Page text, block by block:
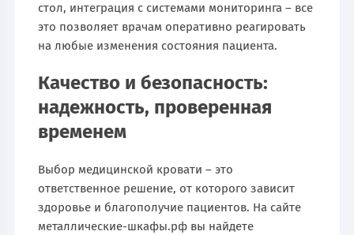
стол, интеграция с системами мониторинга – все
это позволяет врачам оперативно реагировать
на любые изменения состояния пациента.
Качество и безопасность:
надежность, проверенная
временем
Выбор медицинской кровати – это
ответственное решение, от которого зависит
здоровье и благополучие пациентов. На сайте
металлические-шкафы.рф вы найдете